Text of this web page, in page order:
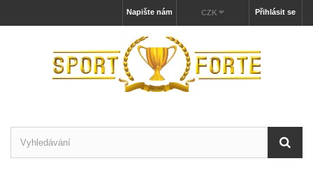
Přihlásit se
CZK
Napište nám